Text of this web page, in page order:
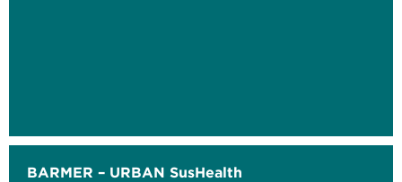
BARMER – URBAN SusHealth